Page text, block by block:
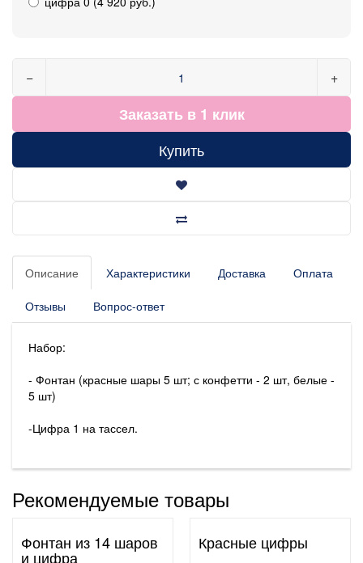
− +
Заказать в 1 клик
Купить
Описание Характеристики Доставка Оплата
Отзывы Вопрос-ответ
Набор:
- Фонтан (красные шары 5 шт; с конфетти - 2 шт, белые -
5 шт)
-Цифра 1 на тассел.
Рекомендуемые товары
Фонтан из 14 шаров
и цифра
Красные цифры